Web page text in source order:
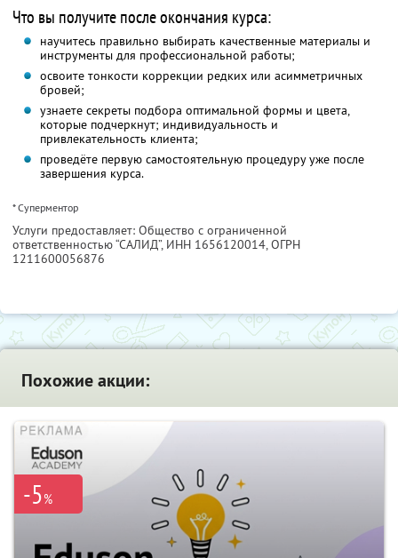
Что вы получите после окончания курса:
научитесь правильно выбирать качественные материалы и
инструменты для профессиональной работы;
освоите тонкости коррекции редких или асимметричных
бровей;
узнаете секреты подбора оптимальной формы и цвета,
которые подчеркнут; индивидуальность и
привлекательность клиента;
проведёте первую самостоятельную процедуру уже после
завершения курса.
* Суперментор
Услуги предоставляет: Общество с ограниченной
ответственностью “САЛИД”, ИНН 1656120014, ОГРН
1211600056876
Похожие акции:
-5%